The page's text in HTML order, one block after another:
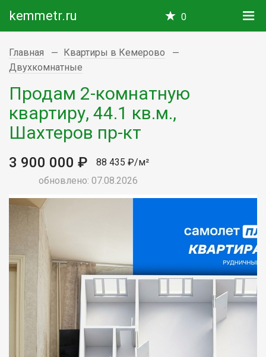
kemmetr.ru 0
Главная
Квартиры в Кемерово
Двухкомнатные
Продам 2-комнатную
квартиру, 44.1 кв.м.,
Шахтеров пр-кт
3 900 000 ₽
88 435 ₽/м²
обновлено: 07.08.2026